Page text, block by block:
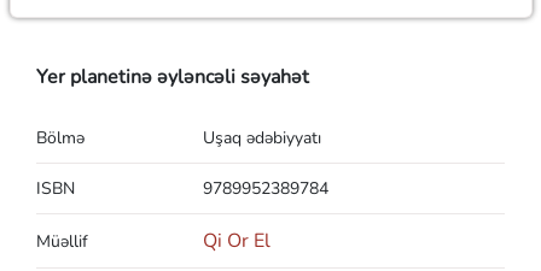
Yer planetinə əyləncəli səyahət
Bölmə Uşaq ədəbiyyatı
ISBN 9789952389784
Müəllif Qi Or El